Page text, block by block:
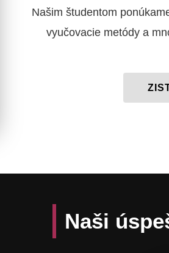
Našim študentom
vyučovacie metódy a
Naši